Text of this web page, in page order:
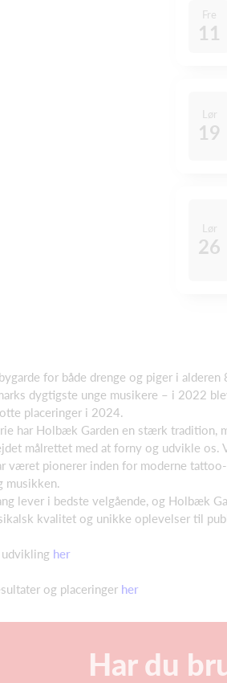
Fre
11
Lør
19
Lør
26
for både drenge og piger i
dygtigste unge musikere – i 2022
placeringer i 2024.
har Holbæk Garden en stærk tradition,
målrettet med at forny og udvikle
været pionerer inden for moderne
musikken.
lever i bedste velgående, og Holbæk
kvalitet og unikke oplevelser til
her
og placeringer her
Har du